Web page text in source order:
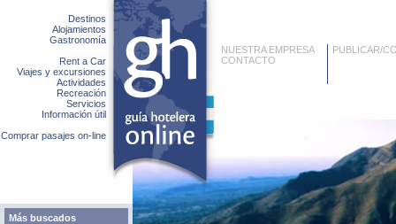
Destinos
Alojamientos
Gastronomía
Rent a Car
Viajes y excursiones
Actividades
Recreación
Servicios
Información útil
Comprar pasajes on-line
Más buscados
NUESTRA EMPRESA
CONTACTO
PUBLICAR/